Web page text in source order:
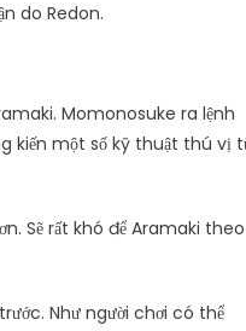
do Redon.
Momonosuke ra lệnh
kiến ​​một số kỹ thuật thú vị
Sẽ rất khó để Aramaki theo
Như người chơi có thể